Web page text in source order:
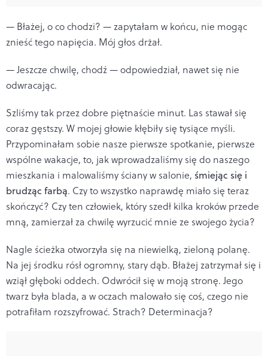
— Błażej, o co chodzi? — zapytałam w końcu, nie mogąc
znieść tego napięcia. Mój głos drżał.
— Jeszcze chwilę, chodź — odpowiedział, nawet się nie
odwracając.
Szliśmy tak przez dobre piętnaście minut. Las stawał się
coraz gęstszy. W mojej głowie kłębiły się tysiące myśli.
Przypominałam sobie nasze pierwsze spotkanie, pierwsze
wspólne wakacje, to, jak wprowadzaliśmy się do naszego
mieszkania i malowaliśmy ściany w salonie, śmiejąc się i
brudząc farbą. Czy to wszystko naprawdę miało się teraz
skończyć? Czy ten człowiek, który szedł kilka kroków przede
mną, zamierzał za chwilę wyrzucić mnie ze swojego życia?
Nagle ścieżka otworzyła się na niewielką, zieloną polanę.
Na jej środku rósł ogromny, stary dąb. Błażej zatrzymał się i
wziął głęboki oddech. Odwrócił się w moją stronę. Jego
twarz była blada, a w oczach malowało się coś, czego nie
potrafiłam rozszyfrować. Strach? Determinacja?